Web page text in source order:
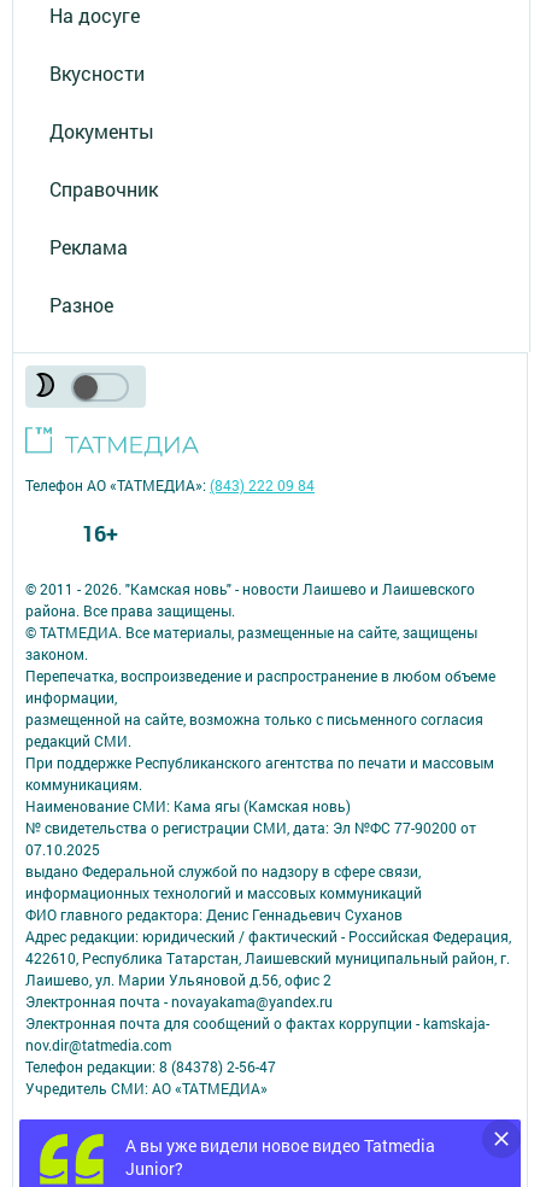
На досуге
Вкусности
Документы
Справочник
Реклама
Разное
А вы уже видели новое видео Tatmedia
Junior?
© 2011 - 2026. "Камская новь" - новости Лаишево и Лаишевского
района. Все права защищены.
© ТАТМЕДИА. Все материалы, размещенные на сайте, защищены
законом.
Перепечатка, воспроизведение и распространение в любом объеме
информации,
размещенной на сайте, возможна только с письменного согласия
редакций СМИ.
При поддержке Республиканского агентства по печати и массовым
коммуникациям.
Наименование СМИ: Кама ягы (Камская новь)
№ свидетельства о регистрации СМИ, дата: Эл №ФC 77-90200 от
07.10.2025
выдано Федеральной службой по надзору в сфере связи,
информационных технологий и массовых коммуникаций
ФИО главного редактора: Денис Геннадьевич Суханов
Адрес редакции: юридический / фактический - Российская Федерация,
422610, Республика Татарстан, Лаишевский муниципальный район, г.
Лаишево, ул. Марии Ульяновой д.56, офис 2
Электронная почта - novayakama@yandex.ru
Электронная почта для сообщений о фактах коррупции - kamskaja-
nov.dir@tatmedia.com
Телефон редакции: 8 (84378) 2-56-47
Учредитель СМИ: АО «ТАТМЕДИА»
Антикоррупционная политика
АО «ТАТМЕДИА» использует «cookie»для персонализации сервисов и
удобства пользователей сайтом.
Телефон АО «ТАТМЕДИА»:(843) 222 09 84
16+